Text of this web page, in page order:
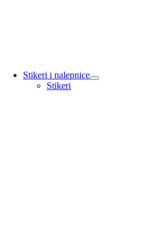
Stikeri i nalepnice
Stikeri